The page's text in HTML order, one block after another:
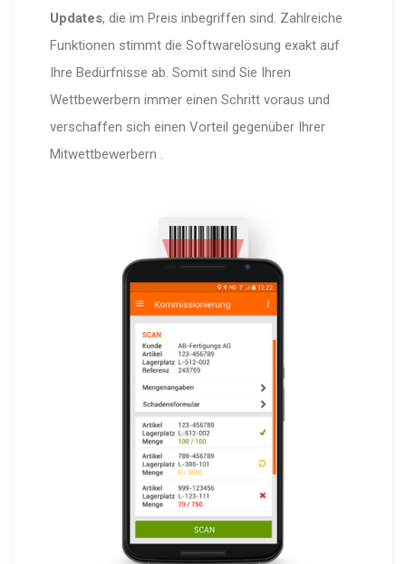
Updates, die im Preis inbegriffen sind. Zahlreiche
Funktionen stimmt die Softwarelösung exakt auf
Ihre Bedürfnisse ab. Somit sind Sie Ihren
Wettbewerbern immer einen Schritt voraus und
verschaffen sich einen Vorteil gegenüber Ihrer
Mitwettbewerbern .